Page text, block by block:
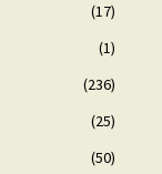
(17)
(1)
(236)
(25)
(50)